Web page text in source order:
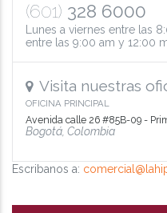
(601) 328 6000
Lunes a viernes entre las
entre las 9:00 am y 12:00
Visita nuestras
OFICINA PRINCIPAL
Avenida calle 26 #85B-09 -
Bogotá, Colombia
Escribanos a: